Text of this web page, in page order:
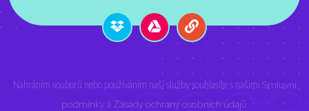
Nahráním souborů nebo používáním naší služby souhlasíte s našimi Smluvní
podmínkya Zásady ochrany osobních údajů.